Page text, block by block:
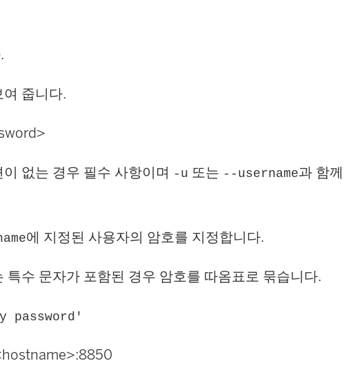
줍니다.
없는 경우 필수 사항이며 -u 또는 --username과 함께
에 지정된 사용자의 암호를 지정합니다.
특수 문자가 포함된 경우 암호를 따옴표로 묶습니다.
password'